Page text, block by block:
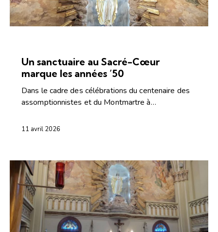
Un sanctuaire au Sacré-Cœur
marque les années ’50
Dans le cadre des célébrations du centenaire des
assomptionnistes et du Montmartre à…
11 avril 2026